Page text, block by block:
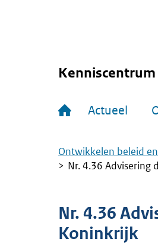
Actueel
Kruimelpad
Ontwikkelen beleid
Nr. 4.36 Advisering
Nr. 4.36
Koninkrijk